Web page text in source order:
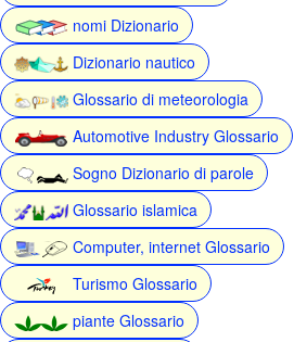
nomi Dizionario
Dizionario nautico
Glossario di meteorologia
Automotive Industry Glossario
Sogno Dizionario di parole
Glossario islamica
Computer, internet Glossario
Turismo Glossario
piante Glossario